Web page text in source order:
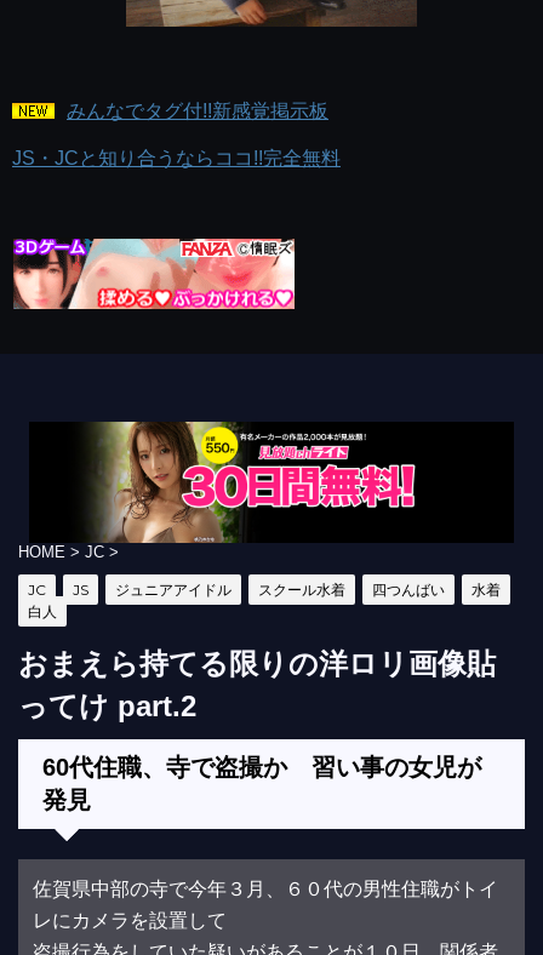
みんなでタグ付!!新感覚掲示板
JS・JCと知り合うならココ!!完全無料
HOME > JC >
JC JS ジュニアアイドル スクール水着 四つんばい
水着
白人
おまえら持てる限りの洋ロリ画像貼
ってけ part.2
60代住職、寺で盗撮か 習い事の女児が
発見
佐賀県中部の寺で今年３月、６０代の男性住職がトイ
レにカメラを設置して